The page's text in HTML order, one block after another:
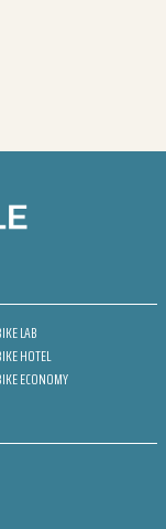
LAB
HOTEL
ECONOMY